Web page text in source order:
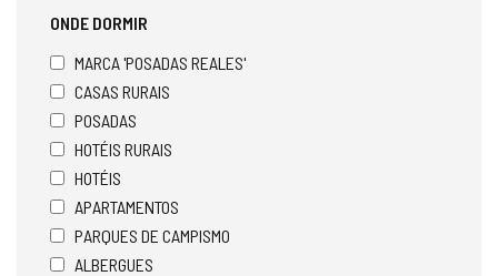
ONDE DORMIR
MARCA 'POSADAS REALES'
CASAS RURAIS
POSADAS
HOTÉIS RURAIS
HOTÉIS
APARTAMENTOS
PARQUES DE CAMPISMO
ALBERGUES